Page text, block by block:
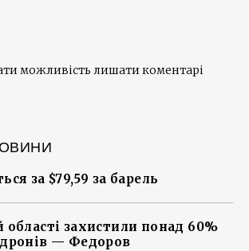
можливість лишати коментарі
за $79,59 за барель
області захистили понад 60%
— Федоров